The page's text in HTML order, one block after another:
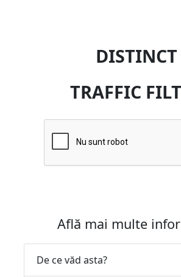
DISTINCT
TRAFFIC
Află mai multe
De ce văd asta?